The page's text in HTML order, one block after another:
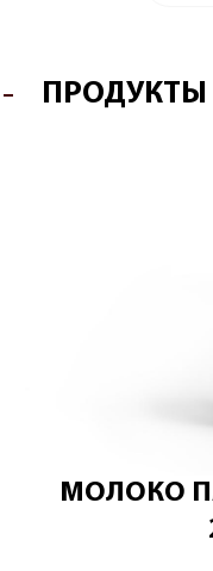
ПРОДУКТЫ
МОЛОКО